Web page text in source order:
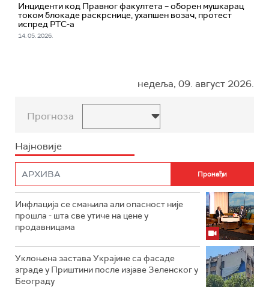
Инциденти код Правног факултета – оборен мушкарац
током блокаде раскрснице, ухапшен возач, протест
испред РТС-а
14. 05. 2026.
недеља, 09. август 2026.
Прогноза
Најновије
Инфлација се смањила али опасност није
прошла - шта све утиче на цене у
продавницама
Уклоњена застава Украјине са фасаде
зграде у Приштини после изјаве Зеленског у
Београду